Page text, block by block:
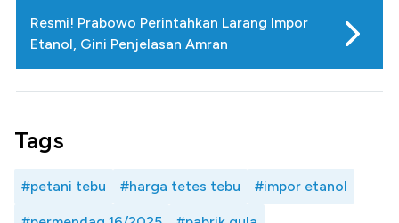
Resmi! Prabowo Perintahkan Larang Impor
Etanol, Gini Penjelasan Amran
Tags
#petani tebu #harga tetes tebu #impor etanol